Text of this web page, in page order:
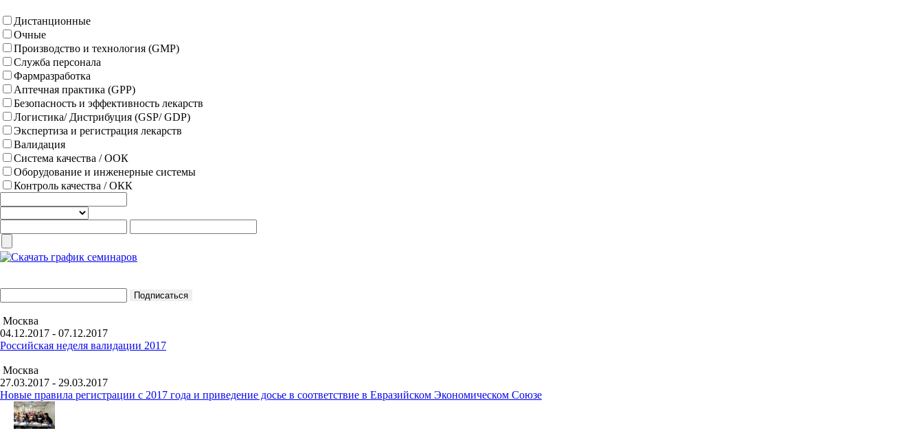
Дистанционные
Очные
Производство и технология (GMP)
Служба персонала
Фармразработка
Аптечная практика (GPP)
Безопасность и эффективность лекарств
Логистика/ Дистрибуция (GSP/ GDP)
Экспертиза и регистрация лекарств
Валидация
Система качества / ООК
Оборудование и инженерные системы
Контроль качества / ОКК
Москва
04.12.2017 - 07.12.2017
Российская неделя валидации 2017
Москва
27.03.2017 - 29.03.2017
Новые правила регистрации c 2017 года и приведение досье в соответствие в Евразийском Экономическом Союзе